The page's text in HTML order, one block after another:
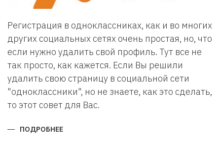
Регистрация в одноклассниках, как и во многих
других социальных сетях очень простая, но, что
если нужно удалить свой профиль. Тут все не
так просто, как кажется. Если Вы решили
удалить свою страницу в социальной сети
"одноклассники", но не знаете, как это сделать,
то этот совет для Вас.
ПОДРОБНЕЕ